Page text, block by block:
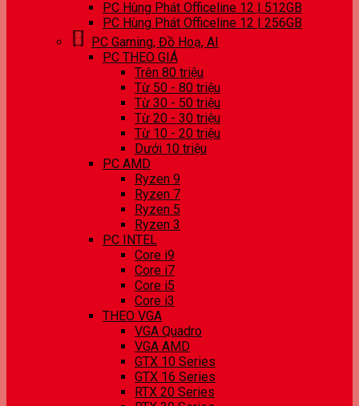
PC Hùng Phát Officeline 12 | 512GB
PC Hùng Phát Officeline 12 | 256GB
PC Gaming, Đồ Hoạ, AI
PC THEO GIÁ
Trên 80 triệu
Từ 50 - 80 triệu
Từ 30 - 50 triệu
Từ 20 - 30 triệu
Từ 10 - 20 triệu
Dưới 10 triệu
PC AMD
Ryzen 9
Ryzen 7
Ryzen 5
Ryzen 3
PC INTEL
Core i9
Core i7
Core i5
Core i3
THEO VGA
VGA Quadro
VGA AMD
GTX 10 Series
GTX 16 Series
RTX 20 Series